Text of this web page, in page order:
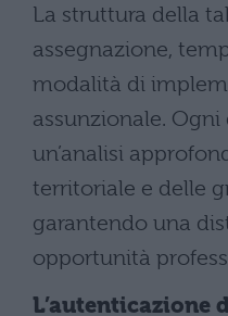
La struttura della
assegnazione,
modalità di
assunzionale.
un’analisi
territoriale e delle
garantendo una
opportunità